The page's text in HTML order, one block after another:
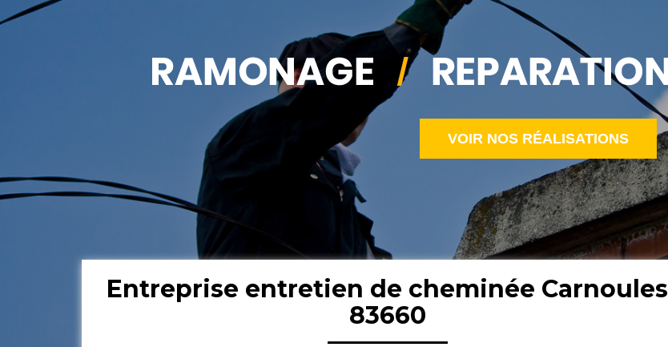
VOIR NOS RÉALISATIONS
Entreprise entretien de cheminée Carnoules
83660